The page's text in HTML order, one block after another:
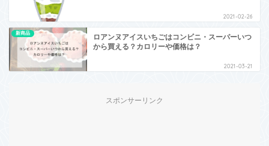
2021-02-26
新商品
ロアンヌアイスいちごはコンビニ・スーパーいつ
から買える？カロリーや価格は？
2021-03-21
スポンサーリンク